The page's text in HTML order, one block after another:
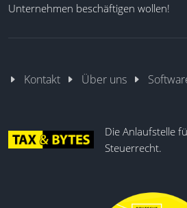
Unternehmen beschäftigen wollen!
Kontakt Über uns
Die Anlaufstelle
Steuerrecht.